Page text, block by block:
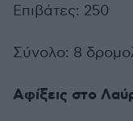
Επιβάτες: 250
Σύνολο: 8
Αφίξεις στο